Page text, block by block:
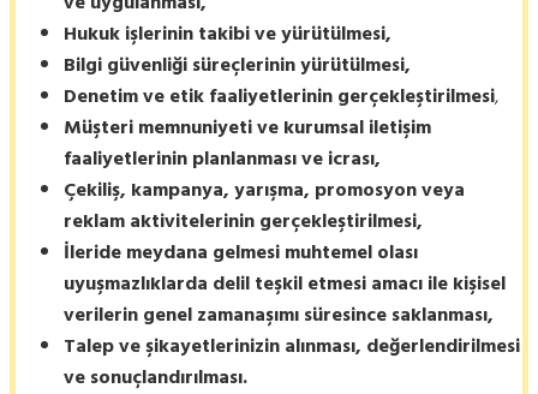
Hukuk işlerinin takibi ve yürütülmesi,
Bilgi güvenliği süreçlerinin yürütülmesi,
Denetim ve etik faaliyetlerinin gerçekleştirilmesi,
Müşteri memnuniyeti ve kurumsal iletişim
faaliyetlerinin planlanması ve icrası,
Çekiliş, kampanya, yarışma, promosyon veya
reklam aktivitelerinin gerçekleştirilmesi,
İleride meydana gelmesi muhtemel olası
uyuşmazlıklarda delil teşkil etmesi amacı ile kişisel
verilerin genel zamanaşımı süresince saklanması,
Talep ve şikayetlerinizin alınması, değerlendirilmesi
ve sonuçlandırılması.